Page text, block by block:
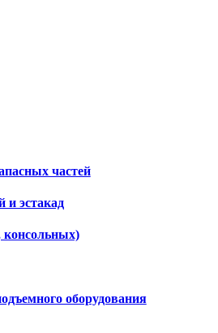
частей
и эстакад
консольных)
оборудования